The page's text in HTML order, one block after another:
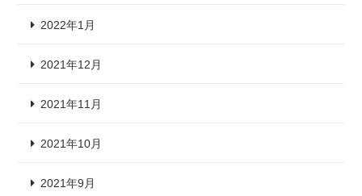
2022年1月
2021年12月
2021年11月
2021年10月
2021年9月